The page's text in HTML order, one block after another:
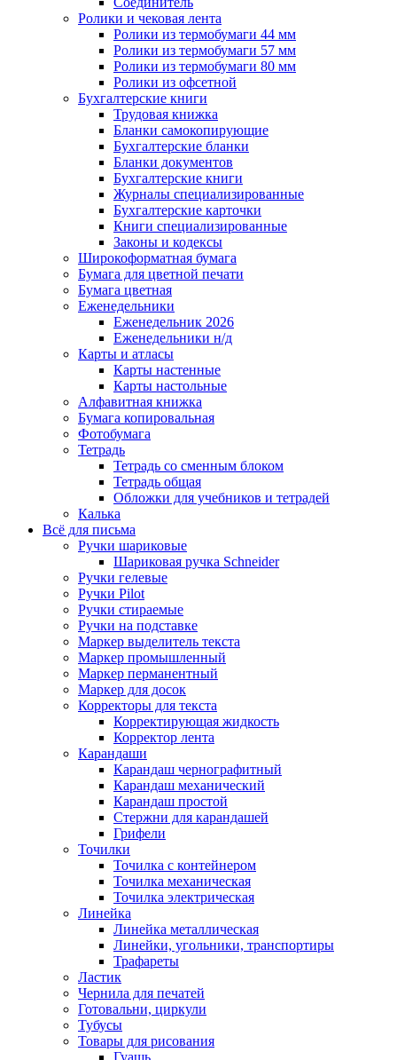
Ролики и чековая лента
Ролики из термобумаги 44 мм
Ролики из термобумаги 57 мм
Ролики из термобумаги 80 мм
Ролики из офсетной
Бухгалтерские книги
Трудовая книжка
Бланки самокопирующие
Бухгалтерские бланки
Бланки документов
Бухгалтерские книги
Журналы специализированные
Бухгалтерские карточки
Книги специализированные
Законы и кодексы
Широкоформатная бумага
Бумага для цветной печати
Бумага цветная
Еженедельники
Еженедельник 2026
Еженедельники н/д
Карты и атласы
Карты настенные
Карты настольные
Алфавитная книжка
Бумага копировальная
Фотобумага
Тетрадь
Тетрадь со сменным блоком
Тетрадь общая
Обложки для учебников и тетрадей
Калька
Всё для письма
Ручки шариковые
Шариковая ручка Schneider
Ручки гелевые
Ручки Pilot
Ручки стираемые
Ручки на подставке
Маркер выделитель текста
Маркер промышленный
Маркер перманентный
Маркер для досок
Корректоры для текста
Корректирующая жидкость
Корректор лента
Карандаши
Карандаш чернографитный
Карандаш механический
Карандаш простой
Стержни для карандашей
Грифели
Точилки
Точилка с контейнером
Точилка механическая
Точилка электрическая
Линейка
Линейка металлическая
Линейки, угольники, транспортиры
Трафареты
Ластик
Чернила для печатей
Готовальни, циркули
Тубусы
Товары для рисования
Гуашь